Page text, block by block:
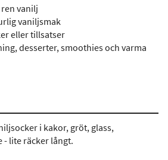
vanilj
vaniljsmak
eller tillsatser
desserter, smoothies och varma
i kakor, gröt, glass,
lite räcker långt.